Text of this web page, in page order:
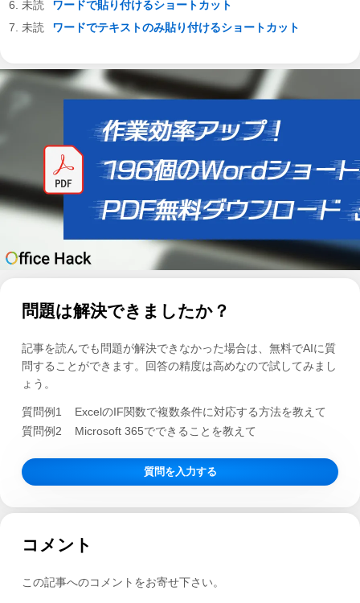
ワードで貼り付けるショートカット
ワードでテキストのみ貼り付けるショートカット
問題は解決できましたか？
記事を読んでも問題が解決できなかった場合は、無料でAIに質
問することができます。回答の精度は高めなので試してみまし
ょう。
質問例1
ExcelのIF関数で複数条件に対応する方法を教えて
質問例2
Microsoft 365でできることを教えて
質問を入力する
コメント
この記事へのコメントをお寄せ下さい。